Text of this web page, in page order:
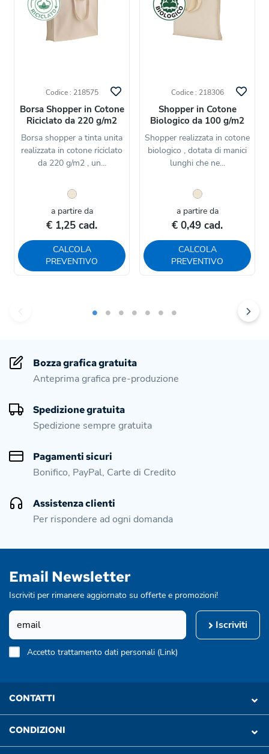
Codice : 218575
Borsa Shopper in Cotone
Riciclato da 220 g/m2
Borsa shopper a tinta unita
realizzata in cotone riciclato
da 220 g/m2 , un...
a partire da
€ 1,25 cad.
CALCOLA
PREVENTIVO
Codice : 218306
Shopper in Cotone
Biologico da 100 g/m2
Shopper realizzata in cotone
biologico , dotata di manici
lunghi che ne...
a partire da
€ 0,49 cad.
CALCOLA
PREVENTIVO
Bozza grafica gratuita
Anteprima grafica pre-produzione
Spedizione gratuita
Spedizione sempre gratuita
Pagamenti sicuri
Bonifico, PayPal, Carte di Credito
Assistenza clienti
Per rispondere ad ogni domanda
Email Newsletter
Iscriviti per rimanere aggiornato su offerte e promozioni!
Iscriviti
Accetto trattamento dati personali (Link)
CONTATTI
CONDIZIONI